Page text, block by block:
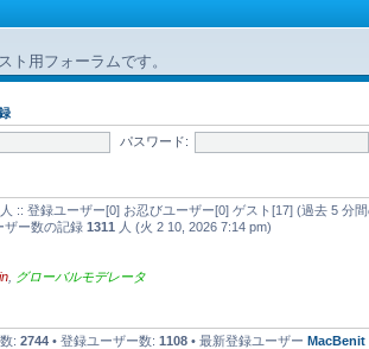
ト用フォーラムです。
パスワード:
人 :: 登録ユーザー[0] お忍びユーザー[0] ゲスト[17] (過去 5 分
ザー数の記録 1311 人 (火 2 10, 2026 7:14 pm)
グローバルモデレータ
: 2744 • 登録ユーザー数: 1108 • 最新登録ユーザー MacBenit